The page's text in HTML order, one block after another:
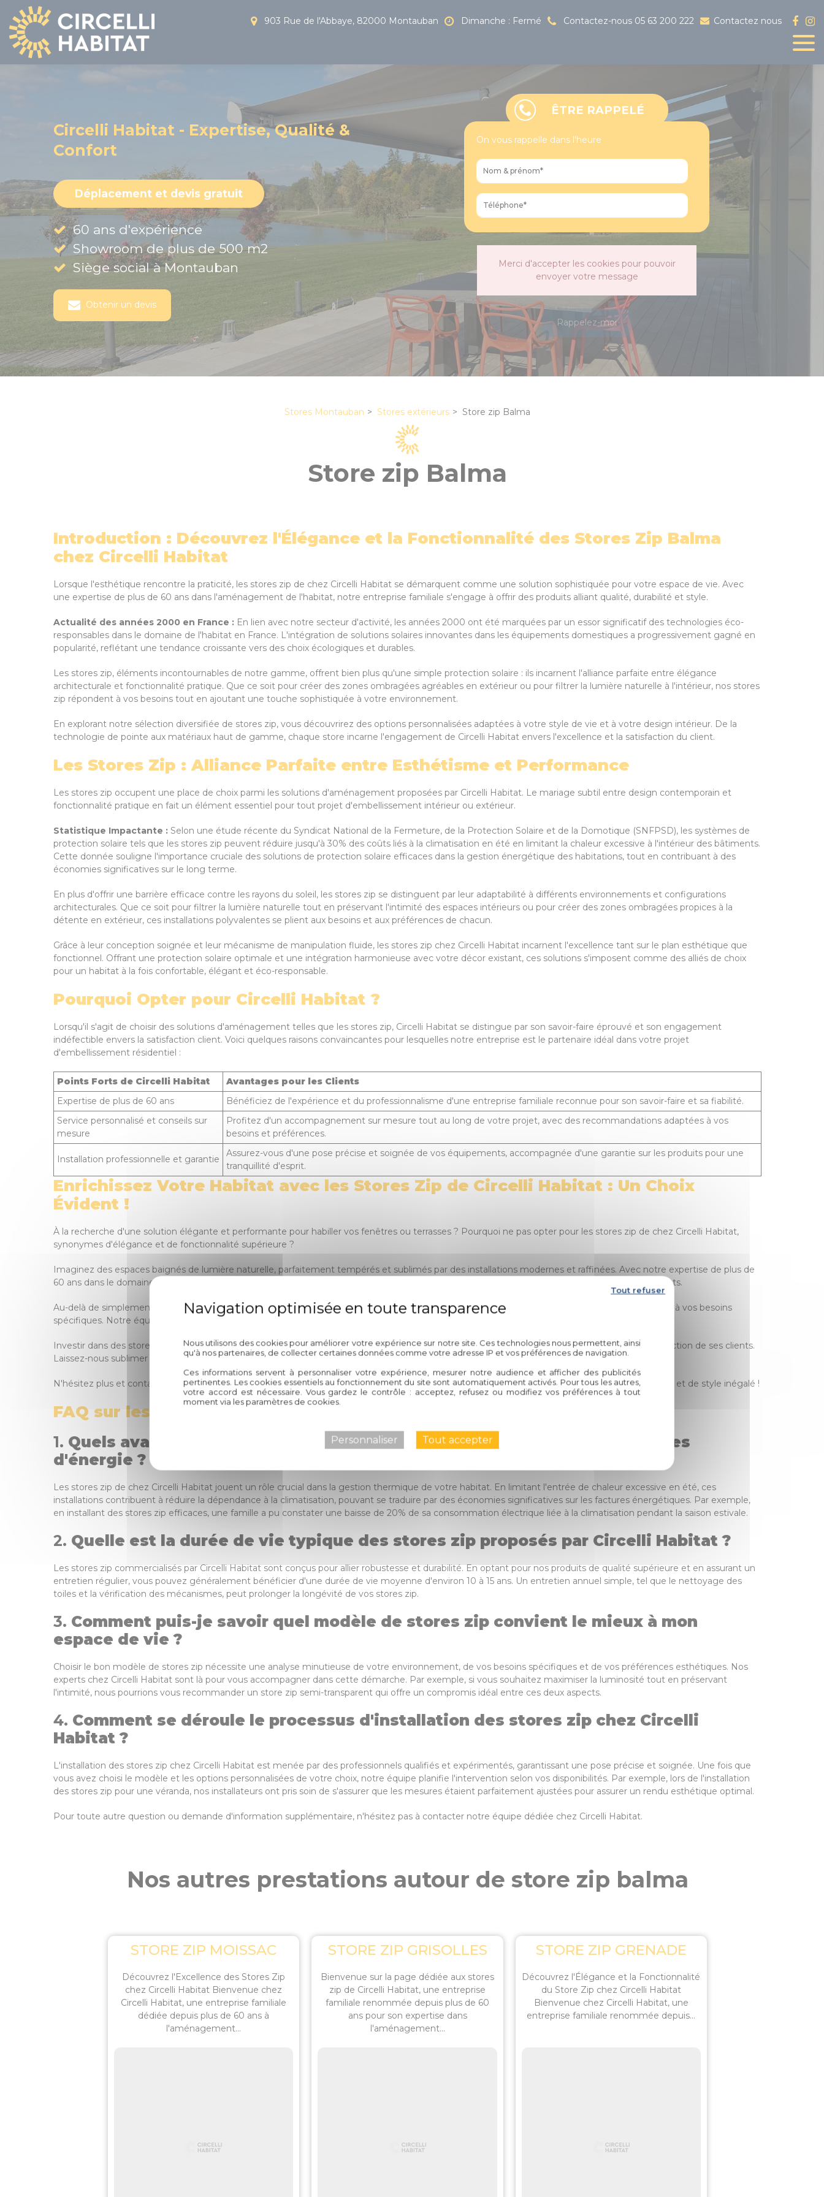
903 Rue de l'Abbaye, 82000 Montauban Dimanche : Fermé Contactez-nous 05 63 200 222 Contactez nous
Circelli Habitat - Expertise, Qualité &
Confort
Déplacement et devis gratuit
60 ans d'expérience
Showroom de plus de 500 m2
Siège social à Montauban
Obtenir un devis
ÊTRE RAPPELÉ
On vous rappelle dans l'heure
Merci d'accepter les cookies pour pouvoir
envoyer votre message
Rappelez-moi
Stores Montauban Stores extérieurs Store zip Balma
Store zip Balma
Introduction : Découvrez l'Élégance et la Fonctionnalité des Stores Zip Balma
chez Circelli Habitat
Lorsque l'esthétique rencontre la praticité, les stores zip de chez Circelli Habitat se démarquent comme une solution sophistiquée pour votre espace de vie. Avec
une expertise de plus de 60 ans dans l'aménagement de l'habitat, notre entreprise familiale s'engage à offrir des produits alliant qualité, durabilité et style.
Actualité des années 2000 en France : En lien avec notre secteur d'activité, les années 2000 ont été marquées par un essor significatif des technologies éco-
responsables dans le domaine de l'habitat en France. L'intégration de solutions solaires innovantes dans les équipements domestiques a progressivement gagné en
popularité, reflétant une tendance croissante vers des choix écologiques et durables.
Les stores zip, éléments incontournables de notre gamme, offrent bien plus qu'une simple protection solaire : ils incarnent l'alliance parfaite entre élégance
architecturale et fonctionnalité pratique. Que ce soit pour créer des zones ombragées agréables en extérieur ou pour filtrer la lumière naturelle à l'intérieur, nos stores
zip répondent à vos besoins tout en ajoutant une touche sophistiquée à votre environnement.
En explorant notre sélection diversifiée de stores zip, vous découvrirez des options personnalisées adaptées à votre style de vie et à votre design intérieur. De la
technologie de pointe aux matériaux haut de gamme, chaque store incarne l'engagement de Circelli Habitat envers l'excellence et la satisfaction du client.
Les Stores Zip : Alliance Parfaite entre Esthétisme et Performance
Les stores zip occupent une place de choix parmi les solutions d'aménagement proposées par Circelli Habitat. Le mariage subtil entre design contemporain et
fonctionnalité pratique en fait un élément essentiel pour tout projet d'embellissement intérieur ou extérieur.
Statistique Impactante : Selon une étude récente du Syndicat National de la Fermeture, de la Protection Solaire et de la Domotique (SNFPSD), les systèmes de
protection solaire tels que les stores zip peuvent réduire jusqu'à 30% des coûts liés à la climatisation en été en limitant la chaleur excessive à l'intérieur des bâtiments.
Cette donnée souligne l'importance cruciale des solutions de protection solaire efficaces dans la gestion énergétique des habitations, tout en contribuant à des
économies significatives sur le long terme.
En plus d'offrir une barrière efficace contre les rayons du soleil, les stores zip se distinguent par leur adaptabilité à différents environnements et configurations
architecturales. Que ce soit pour filtrer la lumière naturelle tout en préservant l'intimité des espaces intérieurs ou pour créer des zones ombragées propices à la
détente en extérieur, ces installations polyvalentes se plient aux besoins et aux préférences de chacun.
Grâce à leur conception soignée et leur mécanisme de manipulation fluide, les stores zip chez Circelli Habitat incarnent l'excellence tant sur le plan esthétique que
fonctionnel. Offrant une protection solaire optimale et une intégration harmonieuse avec votre décor existant, ces solutions s'imposent comme des alliés de choix
pour un habitat à la fois confortable, élégant et éco-responsable.
Pourquoi Opter pour Circelli Habitat ?
Lorsqu'il s'agit de choisir des solutions d'aménagement telles que les stores zip, Circelli Habitat se distingue par son savoir-faire éprouvé et son engagement
indéfectible envers la satisfaction client. Voici quelques raisons convaincantes pour lesquelles notre entreprise est le partenaire idéal dans votre projet
d'embellissement résidentiel :
Points Forts de Circelli Habitat
Avantages pour les Clients
Expertise de plus de 60 ans
Bénéficiez de l'expérience et du professionnalisme d'une entreprise familiale reconnue pour son savoir-faire et sa fiabilité.
Service personnalisé et conseils sur
mesure
Profitez d'un accompagnement sur mesure tout au long de votre projet, avec des recommandations adaptées à vos
besoins et préférences.
Installation professionnelle et garantie
Assurez-vous d'une pose précise et soignée de vos équipements, accompagnée d'une garantie sur les produits pour une
tranquillité d'esprit.
Enrichissez Votre Habitat avec les Stores Zip de Circelli Habitat : Un Choix
Évident !
À la recherche d'une solution élégante et performante pour habiller vos fenêtres ou terrasses ? Pourquoi ne pas opter pour les stores zip de chez Circelli Habitat,
synonymes d'élégance et de fonctionnalité supérieure ?
Imaginez des espaces baignés de lumière naturelle, parfaitement tempérés et sublimés par des installations modernes et raffinées. Avec notre expertise de plus de
60 ans dans le domaine de l'aménagement résidentiel, nous sommes votre partenaire de confiance pour concrétiser vos projets les plus exigeants.
Au-delà de simplement fournir des produits de qualité, nous nous engageons à offrir un service personnalisé et des conseils avisés pour répondre à vos besoins
spécifiques. Notre équipe d'experts est là pour vous guider à chaque étape, de la sélection du produit idéal à son installation professionnelle.
Investir dans des stores zip de chez Circelli Habitat, c'est investir dans la qualité, la durabilité et le savoir-faire d'une entreprise dévouée à la satisfaction de ses clients.
Laissez-nous sublimer votre espace de vie et ajouter une touche d'élégance à votre quotidien.
N'hésitez plus et contactez-nous dès aujourd'hui pour découvrir comment nos stores zip peuvent transformer votre habitat en un lieu de confort et de style inégalé !
FAQ sur les Stores Zip Balma de Circelli Habitat
1. Quels avantages concrets les stores zip offrent-ils en termes d'économies
d'énergie ?
Les stores zip de chez Circelli Habitat jouent un rôle crucial dans la gestion thermique de votre habitat. En limitant l'entrée de chaleur excessive en été, ces
installations contribuent à réduire la dépendance à la climatisation, pouvant se traduire par des économies significatives sur les factures énergétiques. Par exemple,
en installant des stores zip efficaces, une famille a pu constater une baisse de 20% de sa consommation électrique liée à la climatisation pendant la saison estivale.
2. Quelle est la durée de vie typique des stores zip proposés par Circelli Habitat ?
Les stores zip commercialisés par Circelli Habitat sont conçus pour allier robustesse et durabilité. En optant pour nos produits de qualité supérieure et en assurant un
entretien régulier, vous pouvez généralement bénéficier d'une durée de vie moyenne d'environ 10 à 15 ans. Un entretien annuel simple, tel que le nettoyage des
toiles et la vérification des mécanismes, peut prolonger la longévité de vos stores zip.
3. Comment puis-je savoir quel modèle de stores zip convient le mieux à mon
espace de vie ?
Choisir le bon modèle de stores zip nécessite une analyse minutieuse de votre environnement, de vos besoins spécifiques et de vos préférences esthétiques. Nos
experts chez Circelli Habitat sont là pour vous accompagner dans cette démarche. Par exemple, si vous souhaitez maximiser la luminosité tout en préservant
l'intimité, nous pourrions vous recommander un store zip semi-transparent qui offre un compromis idéal entre ces deux aspects.
4. Comment se déroule le processus d'installation des stores zip chez Circelli
Habitat ?
L'installation des stores zip chez Circelli Habitat est menée par des professionnels qualifiés et expérimentés, garantissant une pose précise et soignée. Une fois que
vous avez choisi le modèle et les options personnalisées de votre choix, notre équipe planifie l'intervention selon vos disponibilités. Par exemple, lors de l'installation
des stores zip pour une véranda, nos installateurs ont pris soin de s'assurer que les mesures étaient parfaitement ajustées pour assurer un rendu esthétique optimal.
Pour toute autre question ou demande d'information supplémentaire, n'hésitez pas à contacter notre équipe dédiée chez Circelli Habitat.
Nos autres prestations autour de store zip balma
STORE ZIP MOISSAC
Découvrez l'Excellence des Stores Zip
chez Circelli Habitat Bienvenue chez
Circelli Habitat, une entreprise familiale
dédiée depuis plus de 60 ans à
l'aménagement...
STORE ZIP GRISOLLES
Bienvenue sur la page dédiée aux stores
zip de Circelli Habitat, une entreprise
familiale renommée depuis plus de 60
ans pour son expertise dans
l'aménagement...
STORE ZIP GRENADE
Découvrez l'Élégance et la Fonctionnalité
du Store Zip chez Circelli Habitat
Bienvenue chez Circelli Habitat, une
entreprise familiale renommée depuis...
Panneau de gestion des cookies
Nous utilisons des cookies pour améliorer votre expérience sur notre site. Ces technologies nous permettent, ainsi
qu'à nos partenaires, de collecter certaines données comme votre adresse IP et vos préférences de navigation.
Ces informations servent à personnaliser votre expérience, mesurer notre audience et afficher des publicités
pertinentes. Les cookies essentiels au fonctionnement du site sont automatiquement activés. Pour tous les autres,
votre accord est nécessaire. Vous gardez le contrôle : acceptez, refusez ou modifiez vos préférences à tout
moment via les paramètres de cookies.
Tout accepter
Tout refuser
Personnaliser